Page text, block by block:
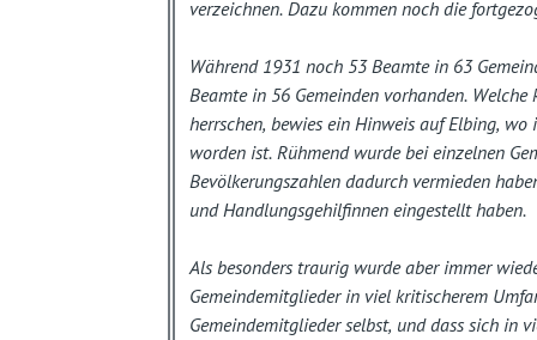
verzeichnen. Dazu kommen noch die
Während 1931 noch 53 Beamte in 63
Beamte in 56 Gemeinden vorhanden.
herrschen, bewies ein Hinweis auf Elbing, wo
worden ist. Rühmend wurde bei einzelnen
Bevölkerungszahlen dadurch vermieden
und Handlungsgehilfinnen eingestellt haben.
Als besonders traurig wurde aber immer
Gemeindemitglieder in viel kritischerem
Gemeindemitglieder selbst, und dass sich in